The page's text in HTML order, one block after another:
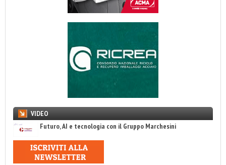
VIDEO
Futuro, AI e tecnologia con il Gruppo Marchesini